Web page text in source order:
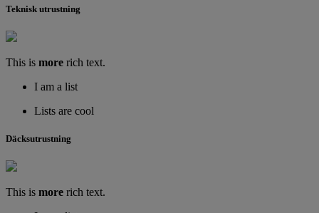
Teknisk utrustning
This is more rich text.
I am a list
Lists are cool
Däcksutrustning
This is more rich text.